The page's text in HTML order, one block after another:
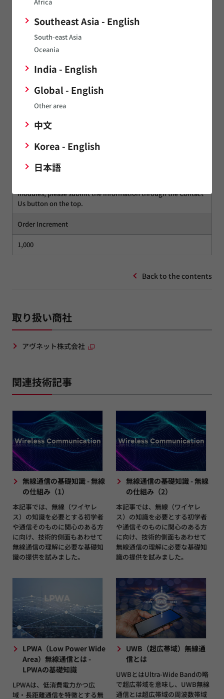
Southeast Asia - English
South-east Asia
Oceania
India - English
Global - English
Other area
中文
Korea - English
日本語
LBEE0ZZ2KL-EVB
Purchase
Please checkdistributor inventory for Embedded Artists' 2EL
M.2 module
Please check Embedded Artists' inventory for 2LL M.2
*2LL M.2 Module can be leverage for evaluation of Type 2KL
Please engage with Murata sales team and wireless team to
determine if this module is suitable for your applications.
requests based on the corporate policy that includes export
requirement (100kpcs), or other requirements.
modules, please submit the information through the Contact
Us button on the top.
Order Increment
1,000
Back to the contents
取り扱い商社
アヴネット株式会社
関連技術記事
無線通信の基礎知識 - 無線
の仕組み（1）
本記事では、無線（ワイヤレ
ス）の知識を必要とする初学者
や通信そのものに関心のある方
に向け、技術的側面もあわせて
無線通信の理解に必要な基礎知
識の提供を試みました。
無線通信の基礎知識 - 無線
の仕組み（2）
本記事では、無線（ワイヤレ
ス）の知識を必要とする初学者
や通信そのものに関心のある方
に向け、技術的側面もあわせて
無線通信の理解に必要な基礎知
識の提供を試みました。
LPWA（Low Power Wide
Area）無線通信とは -
LPWAの基礎知識
LPWAは、低消費電力かつ広
域・長距離通信を特徴とする無
UWB（超広帯域）無線通
信とは
UWBとはUltra-Wide Bandの略
で超広帯域を意味し、UWB無線
通信とは超広帯域の周波数帯域